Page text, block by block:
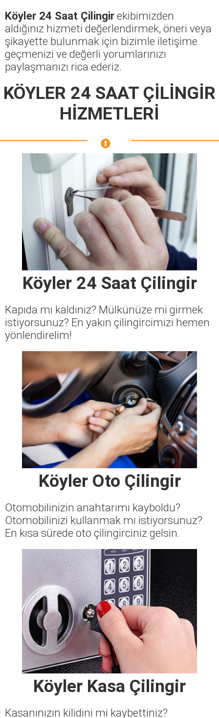
Köyler 24 Saat Çilingirekibimizden
aldığınız hizmeti değerlendirmek, öneri veya
şikayette bulunmak için bizimle iletişime
geçmenizi ve değerli yorumlarınızı
paylaşmanızı rica ederiz.
KÖYLER 24 SAAT ÇİLİNGİR
HİZMETLERİ
Köyler 24 Saat Çilingir
Kapıda mı kaldınız? Mülkünüze mi girmek
istiyorsunuz? En yakın çilingircimizi hemen
yönlendirelim!
Köyler Oto Çilingir
Otomobilinizin anahtarımı kayboldu?
Otomobilinizi kullanmak mı istiyorsunuz?
En kısa sürede oto çilingirciniz gelsin.
Köyler Kasa Çilingir
Kasanınızın kilidini mi kaybettiniz?